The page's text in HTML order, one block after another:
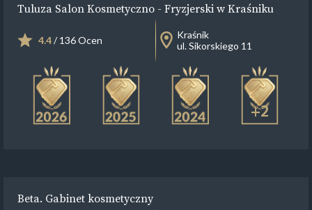
Tuluza Salon Kosmetyczno - Fryzjerski w Kraśniku
4.4/ 136 Ocen
Kraśnik
ul. Sikorskiego 11
+2
Beta. Gabinet kosmetyczny